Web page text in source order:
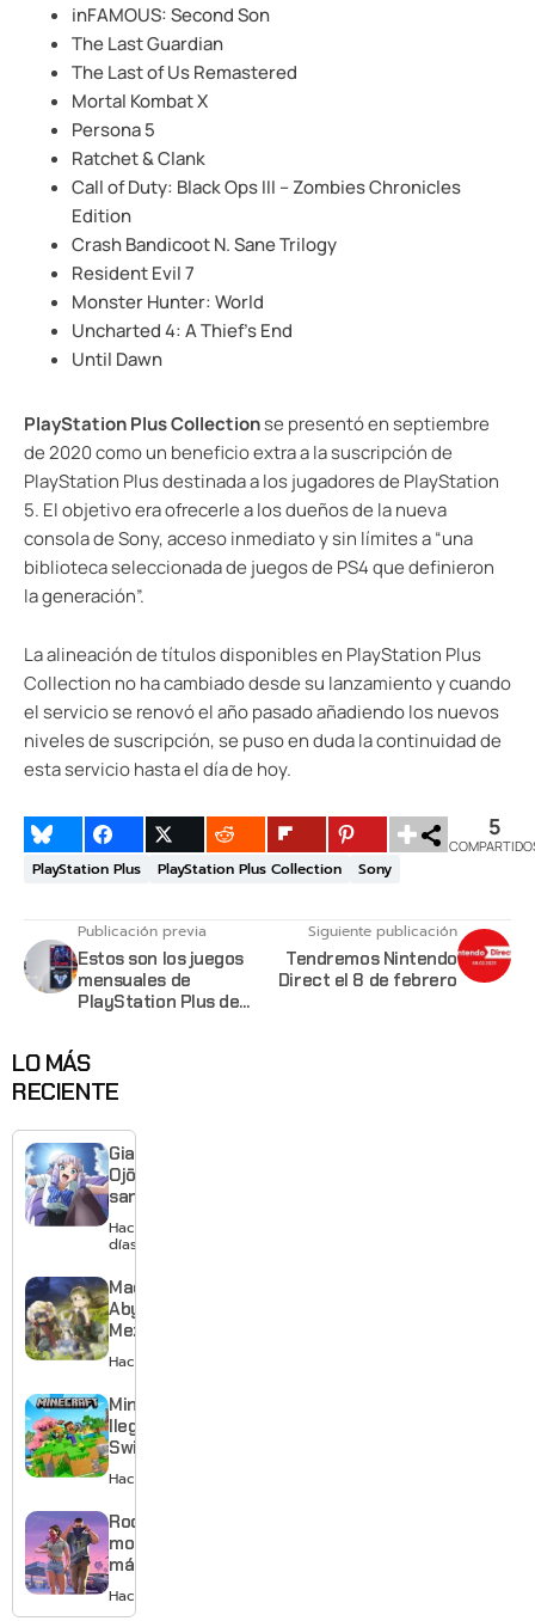
inFAMOUS: Second Son
The Last Guardian
The Last of Us Remastered
Mortal Kombat X
Persona 5
Ratchet & Clank
Call of Duty: Black Ops III – Zombies Chronicles
Edition
Crash Bandicoot N. Sane Trilogy
Resident Evil 7
Monster Hunter: World
Uncharted 4: A Thief’s End
Until Dawn
PlayStation Plus Collectionse presentó en septiembre
de 2020 como un beneficio extra a la suscripción de
PlayStation Plus destinada a los jugadores de PlayStation
5. El objetivo era ofrecerle a los dueños de la nueva
consola de Sony, acceso inmediato y sin límites a “una
biblioteca seleccionada de juegos de PS4 que definieron
la generación”.
La alineación de títulos disponibles en PlayStation Plus
Collection no ha cambiado desde su lanzamiento y cuando
el servicio se renovó el año pasado añadiendo los nuevos
niveles de suscripción, se puso en duda la continuidad de
esta servicio hasta el día de hoy.
5
PlayStation Plus PlayStation Plus Collection Sony
Publicación previa
Estos son los juegos
mensuales de
PlayStation Plus de
Siguiente publicación
Tendremos Nintendo
Direct el 8 de febrero
LO MÁS
RECIENTE
Giant
Ojō-
sama
revela
visual y
estreno
para
enero de
Hace 2
días
Made in
Abyss:
Mezameru
Shinpi
revela
nuevo
tráiler,
reparto y
tema
musical
Hace 2 días
Minecraft
llega a
Switch 2
con
mejores
gráficos
y mucho
Mario
Hace 2 días
Rockstar
mostrará
más de
GTA 6 en
agosto
Hace 3 días